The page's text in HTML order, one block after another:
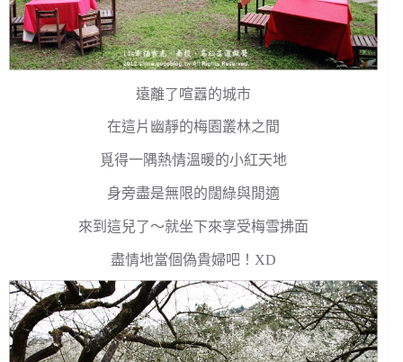
遠離了喧囂的城市
在這片幽靜的梅園叢林之間
覓得一隅熱情溫暖的小紅天地
身旁盡是無限的闊綠與閒適
來到這兒了～就坐下來享受梅雪拂面
盡情地當個偽貴婦吧！XD